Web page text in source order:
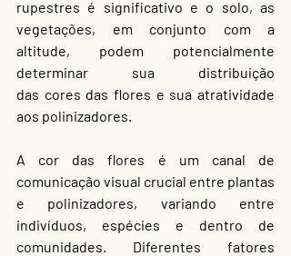
rupestres é significativo e o solo, as
vegetações, em conjunto com a
altitude, podem potencialmente
determinar sua distribuição
das cores das flores e sua atratividade
aos polinizadores.
A cor das flores é um canal de
comunicação visual crucial entre plantas
e polinizadores, variando entre
indivíduos, espécies e dentro de
comunidades. Diferentes fatores